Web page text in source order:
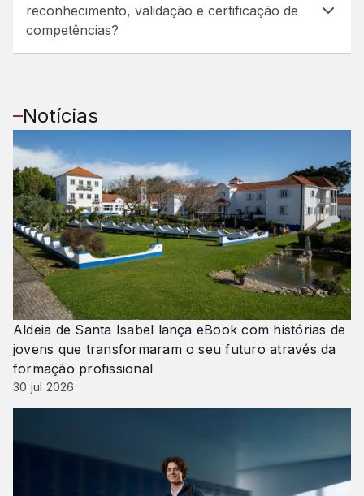
reconhecimento, validação e certificação de
competências?
Notícias
Aldeia de Santa Isabel lança eBook com histórias de
jovens que transformaram o seu futuro através da
formação profissional
30 jul 2026